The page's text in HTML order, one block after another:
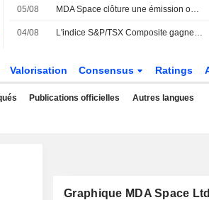
05/08 MDA Space clôture une émission obligataire de 600 millions de dollars canadiens
04/08 L'indice S&P/TSX Composite gagne plus de 400 points en fin de matinée, porté par les métaux de base
Valorisation Consensus Ratings
Publications officielles Autres langues
Graphique MDA Space